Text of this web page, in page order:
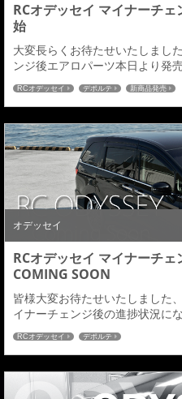
RCオデッセイ マイナーチ
始
大変長らくお待たせいたしまし
ンジ後エアロパーツ本日より発
きました商品は1月中旬初回出荷
ＲＣオデッセイＭ／Ｃ後のエア
どうぞよろしくお願いいたしま
きのある３Dデザインで上質感
純正メッキパーツの意匠を活か
RCオデッセイ デポルテ 新商品発売
オデッセイ
RCオデッセイ マイナーチ
COMING SOON
皆様大変お待たせいたしました
イナーチェンジ後の進捗状況に
及び雑誌媒体の撮影なども終わ
きます、画像なども今後アップ
旬～下旬発売に向けて最終調整
なくとなりますのでオデッセイ
程よろしくお願いいたします。
RCオデッセイ デポルテ